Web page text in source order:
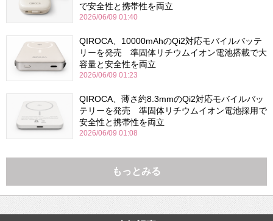
で安全性と携帯性を両立
2026/06/09 01:40
QIROCA、10000mAhのQi2対応モバイルバッテ
リーを発売 準固体リチウムイオン電池搭載で大
容量と安全性を両立
2026/06/09 01:23
QIROCA、薄さ約8.3mmのQi2対応モバイルバッ
テリーを発売 準固体リチウムイオン電池採用で
安全性と携帯性を両立
2026/06/09 01:08
もっとみる